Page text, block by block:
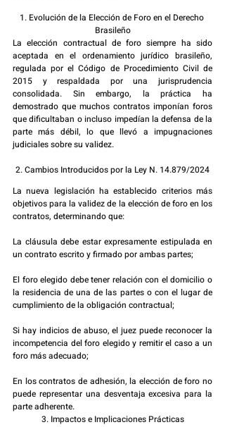
1. Evolución de la Elección de Foro en el Derecho
Brasileño
La elección contractual de foro siempre ha sido
aceptada en el ordenamiento jurídico brasileño,
regulada por el Código de Procedimiento Civil de
2015 y respaldada por una jurisprudencia
consolidada. Sin embargo, la práctica ha
demostrado que muchos contratos imponían foros
que dificultaban o incluso impedían la defensa de la
parte más débil, lo que llevó a impugnaciones
judiciales sobre su validez.
2. Cambios Introducidos por la Ley N. 14.879/2024
La nueva legislación ha establecido criterios más
objetivos para la validez de la elección de foro en los
contratos, determinando que:
La cláusula debe estar expresamente estipulada en
un contrato escrito y firmado por ambas partes;
El foro elegido debe tener relación con el domicilio o
la residencia de una de las partes o con el lugar de
cumplimiento de la obligación contractual;
Si hay indicios de abuso, el juez puede reconocer la
incompetencia del foro elegido y remitir el caso a un
foro más adecuado;
En los contratos de adhesión, la elección de foro no
puede representar una desventaja excesiva para la
parte adherente.
3. Impactos e Implicaciones Prácticas